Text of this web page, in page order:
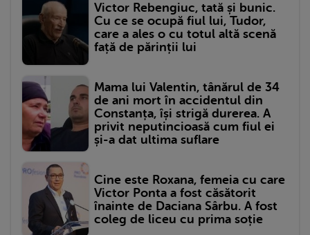
Victor Rebengiuc, tată și bunic.
Cu ce se ocupă fiul lui, Tudor,
care a ales o cu totul altă scenă
față de părinții lui
Mama lui Valentin, tânărul de 34
de ani mort în accidentul din
Constanța, își strigă durerea. A
privit neputincioasă cum fiul ei
și-a dat ultima suflare
Cine este Roxana, femeia cu care
Victor Ponta a fost căsătorit
înainte de Daciana Sârbu. A fost
coleg de liceu cu prima soție